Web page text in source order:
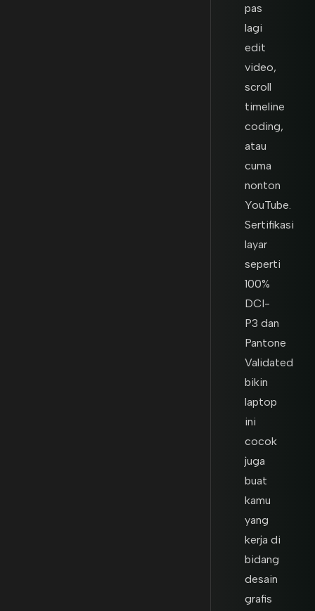
pas
lagi
edit
video,
scroll
timeline
coding,
atau
cuma
nonton
YouTube.
Sertifikasi
layar
seperti
100%
DCI-
P3 dan
Pantone
Validated
bikin
laptop
ini
cocok
juga
buat
kamu
yang
kerja di
bidang
desain
grafis